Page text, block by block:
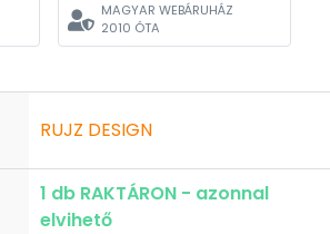
MAGYAR WEBÁRUHÁZ
2010 ÓTA
RUJZ DESIGN
1 db RAKTÁRON - azonnal
elvihető